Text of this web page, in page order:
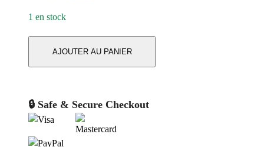
1 en stock
AJOUTER AU PANIER
🔒 Safe & Secure Checkout